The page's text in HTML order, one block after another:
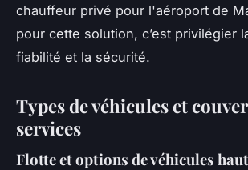
chauffeur privé pour l'aéroport de
pour cette solution, c’est privilégier
fiabilité et la sécurité.
Types de véhicules et
services
Flotte et options de véhicules